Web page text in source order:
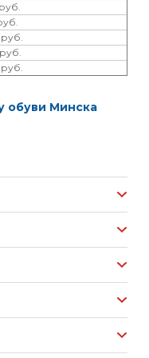
руб.
руб.
обуви Минска